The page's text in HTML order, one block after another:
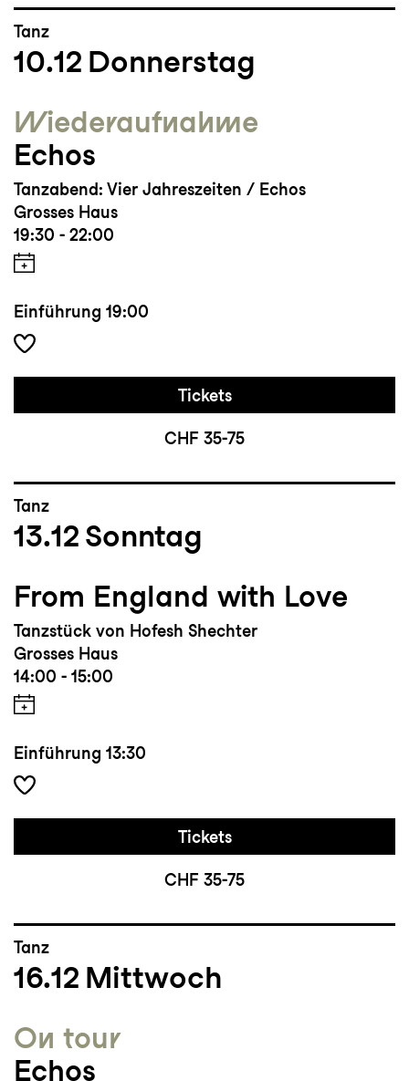
Tanz
10.12 Donnerstag
Wieder­aufnahme
Echos
Tanzabend: Vier Jahreszeiten / Echos
Grosses Haus
19:30 - 22:00
Einführung 19:00
Tickets
CHF 35-75
Tanz
13.12 Sonntag
From England with Love
Tanzstück von Hofesh Shechter
Grosses Haus
14:00 - 15:00
Einführung 13:30
Tickets
CHF 35-75
Tanz
16.12 Mittwoch
On tour
Echos